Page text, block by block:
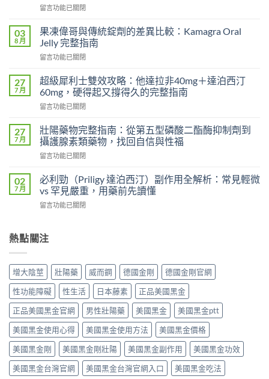
在
凍
偉
哥
vs
統
偉
完
比
較：
收
度、
方
便
果
與
全
性
全
解
析〉
中
留言功能已關閉
03
8 月
果凍偉哥與傳統錠劑的差異比較：Kamagra Oral
Jelly 完整指南
在
凍
偉
哥
與
統
錠
劑
的
異
比
Kamagra
完
南〉
中
留言功能已關閉
27
7 月
超級犀利士雙效攻略：他達拉非40mg＋達泊西汀
60mg，硬得起又撐得久的完整指南
在
級
犀
利
士
效
他
非
達
泊
西
汀
60mg，
硬
得
起
又
撐
得
留言功能已關閉
27
7 月
壯陽藥物完整指南：從第五型磷酸二酯酶抑制劑到
攝護腺素類藥物，找回自信與性福
在
陽
藥
物
完
南：
五
型
磷
酸
二
酯
酶
抑
制
劑
到
留言功能已關閉
02
7 月
必利勁（Priligy 達泊西汀）副作用全解析：常見輕微
vs 罕見嚴重，用藥前先讀懂
在
勁
（Priligy
泊
西
汀）
副
作
用
全
解
析：
常
見
留言功能已關閉
熱點關注
增大陰莖 壯陽藥 威而鋼 德國金剛
德國金剛官網
性功能障礙
性生活 日本藤素
正品美國黑金
正品美國黑金官網
男性壯陽藥 美國黑金
美國黑金ptt
美國黑金使用心得
美國黑金使用方法
美國黑金價格
美國黑金剛
美國黑金剛壯陽 美國黑金副作用
美國黑金功效
美國黑金台灣官網
美國黑金台灣官網入口
美國黑金吃法